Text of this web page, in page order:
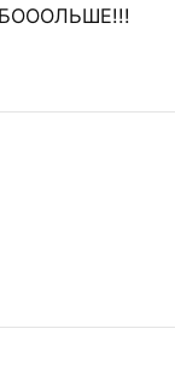
БОООЛЬШЕ!!!